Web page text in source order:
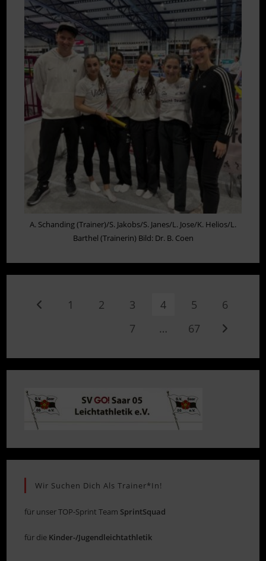
MEDAILLEN
BEI
SÜDDEUTSCHEN
HALLENMEISTERSCHAFTEN
A. Schanding (Trainer)/S. Jakobs/S. Janes/L. Jose/K. Helios/L.
Barthel (Trainerin) Bild: Dr. B. Coen
Zur vorherigen Seite
1 2 3 4 5
6
7
… 67 Zur
Wir Suchen Dich Als Trainer*in!
für unser TOP-Sprint Team SprintSquad
für die Kinder-/Jugendleichtathletik